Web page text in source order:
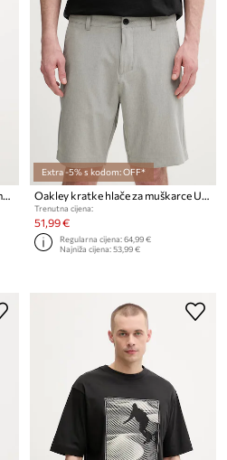
Oakley majica za muškarce od pamuka MARK II
Extra -5% s kodom: OFF*
Oakley kratke hlače za muškarce UTILITY
Trenutna cijena:
51,99 €
Regularna cijena:64,99 €
Najniža cijena:53,99 €